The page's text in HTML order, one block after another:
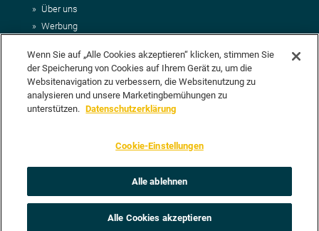
Über uns
Werbung
Impressum
AGB
Datenschutz
DEIN VORSCHLAG FÜR NRWHITS
vorschlagen? Klasse, dann nutze doch einfach
Unsere Redaktion wird Deinen Vorschlag dann so schnell wie
Wenn Sie auf „Alle Cookies akzeptieren“ klicken, stimmen Sie
der Speicherung von Cookies auf Ihrem Gerät zu, um die
Websitenavigation zu verbessern, die Websitenutzung zu
analysieren und unsere Marketingbemühungen zu
unterstützen. Datenschutzerklärung
Cookie-Einstellungen
Alle ablehnen
Alle Cookies akzeptieren